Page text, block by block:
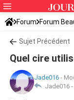
Forum Forum
Sujet Précédent
Quel cire
Jade016 -
Jade016 -